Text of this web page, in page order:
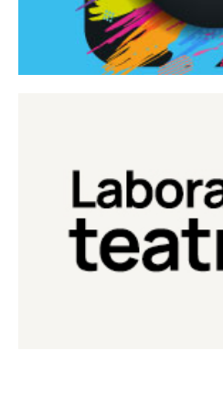
Laboratorio
Laboratorio di teatro del